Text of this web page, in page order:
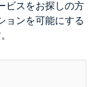
ビスをお探しの方
ョンを可能にする